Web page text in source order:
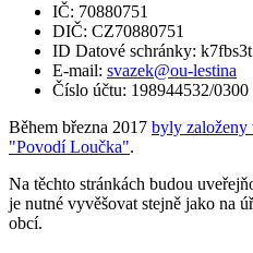
IČ: 70880751
DIČ: CZ70880751
ID Datové schránky: k7fbs3t
E-mail: svazek@ou-lestina
Číslo účtu: 198944532/0300
Během března 2017 byly založeny
"Povodí Loučka".
Na těchto stránkách budou
je nutné vyvěšovat stejně jako na
obcí.